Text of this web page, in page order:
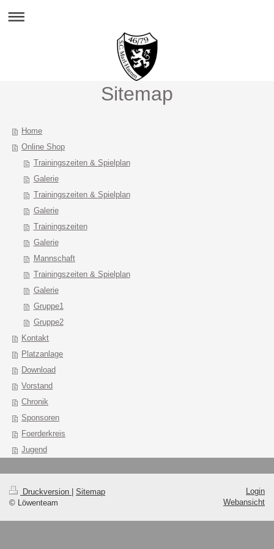
Sitemap
Home
Online Shop
Trainingszeiten & Spielplan
Galerie
Trainingszeiten & Spielplan
Galerie
Trainingszeiten
Galerie
Mannschaft
Trainingszeiten & Spielplan
Galerie
Gruppe1
Gruppe2
Kontakt
Platzanlage
Download
Vorstand
Chronik
Sponsoren
Foerderkreis
Jugend
Druckversion
Sitemap
© Löwenteam
Login
Webansicht